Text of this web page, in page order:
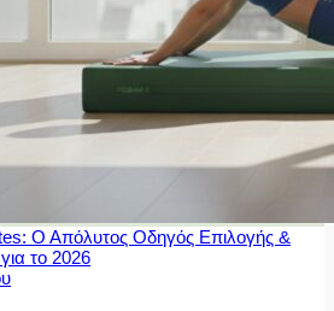
Ο Απόλυτος Οδηγός Επιλογής &
το 2026